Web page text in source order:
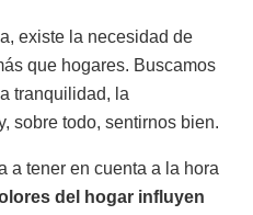
existe la necesidad de
que hogares. Buscamos
tranquilidad, la
sobre todo, sentirnos bien.
a tener en cuenta a la hora
del hogar influyen